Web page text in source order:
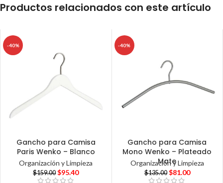
Productos relacionados con este artículo
-40%
Gancho para Camisa
Paris Wenko – Blanco
Organización y Limpieza
$159.00 $95.40
-40%
Gancho para Camisa
Mono Wenko – Plateado
Mate
Organización y Limpieza
$135.00 $81.00